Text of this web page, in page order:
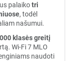
palaikotri
, todėl
našumui.
klasės greitį
Wi-Fi 7 MLO
naudoti